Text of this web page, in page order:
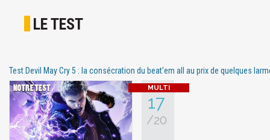
LE TEST
Test Devil May Cry 5 : la consécration du beat'em all au prix de quelques
17
/20